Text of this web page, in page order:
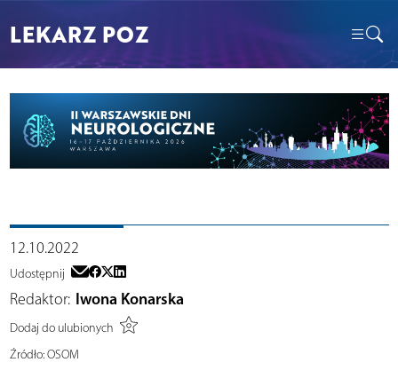
LEKARZ POZ
12.10.2022
Udostępnij
Redaktor: Iwona Konarska
Dodaj do ulubionych
Źródło:OSOM